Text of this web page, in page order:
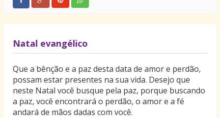
Natal evangélico
Que a bênção e a paz desta data de amor e perdão,
possam estar presentes na sua vida. Desejo que
neste Natal você busque pela paz, porque buscando
a paz, você encontrará o perdão, o amor e a fé
andará de mãos dadas com você.